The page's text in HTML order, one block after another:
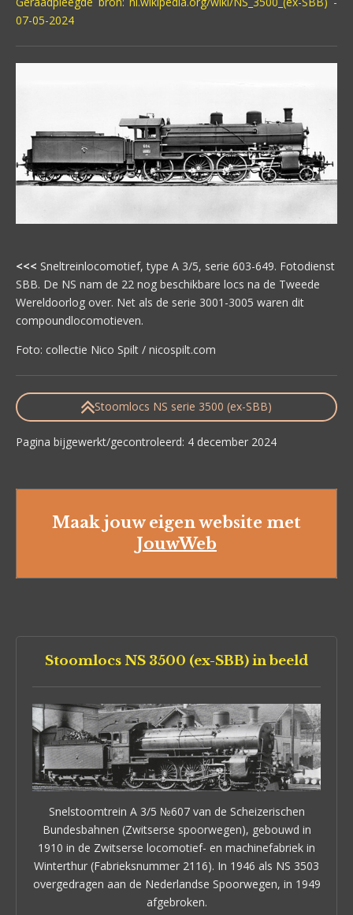
07-05-2024
<<< Sneltreinlocomotief, type A 3/5, serie 603-649. Fotodienst
SBB. De NS nam de 22 nog beschikbare locs na de Tweede
Wereldoorlog over. Net als de serie 3001-3005 waren dit
compoundlocomotieven.
Foto: collectie Nico Spilt / nicospilt.com
Stoomlocs NS serie 3500 (ex-SBB)
Pagina bijgewerkt/gecontroleerd: 4 december 2024
Maak jouw eigen website met
JouwWeb
Stoomlocs NS 3500 (ex-SBB) in beeld
Snelstoomtrein A 3/5 №607 van de Scheizerischen
Bundesbahnen (Zwitserse spoorwegen), gebouwd in
1910 in de Zwitserse locomotief- en machinefabriek in
Winterthur (Fabrieksnummer 2116). In 1946 als NS 3503
overgedragen aan de Nederlandse Spoorwegen, in 1949
afgebroken.